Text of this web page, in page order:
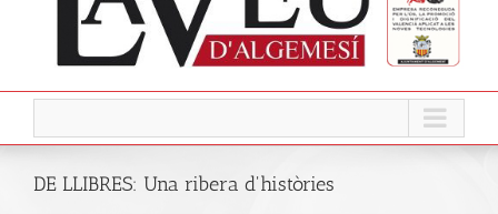
DE LLIBRES: Una ribera d'històries